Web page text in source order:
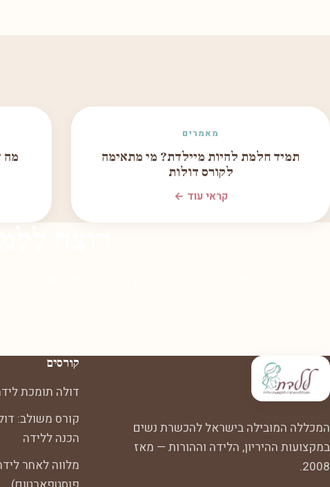
מאמרים
תמיד חלמת להיות מיילדת? מי מתאימה
לקורס דולות
קראי עוד ←
מה
המכללה המובילה בישראל להכשרת נשים
במקצועות ההיריון, הלידה וההורות — מאז
2008.
קורסים
דולה תומכת
קורס משולב:
הכנה ללידה
מלווה לאחר